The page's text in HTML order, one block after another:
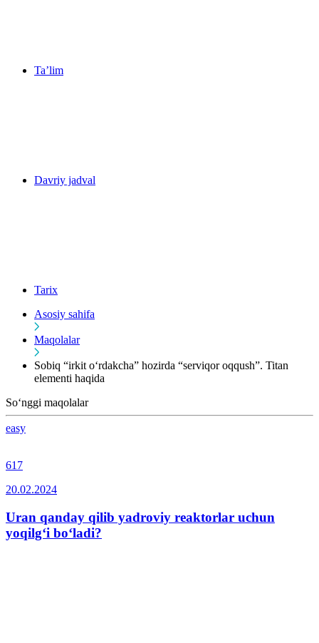
Ta’lim
Davriy jadval
Tarix
Asosiy sahifa
Maqolalar
Sobiq “irkit o‘rdakcha” hozirda “serviqor oqqush”. Titan
elementi haqida
So‘nggi maqolalar
easy
617
20.02.2024
Uran qanday qilib yadroviy reaktorlar uchun
yoqilg‘i bo‘ladi?